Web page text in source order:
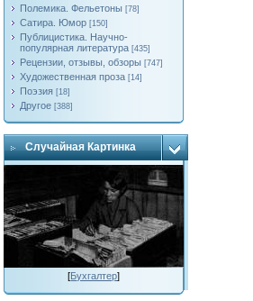
Полемика. Фельетоны [78]
Сатира. Юмор [150]
Публицистика. Научно-
популярная литература [435]
Рецензии, отзывы, обзоры [747]
Художественная проза [14]
Поэзия [18]
Другое [388]
Случайная Картинка
[Бухгалтер]